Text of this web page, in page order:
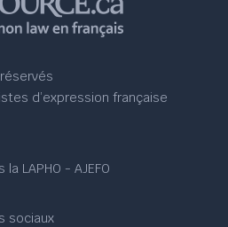
d’expression française
LAPHO - AJEFO
sociaux